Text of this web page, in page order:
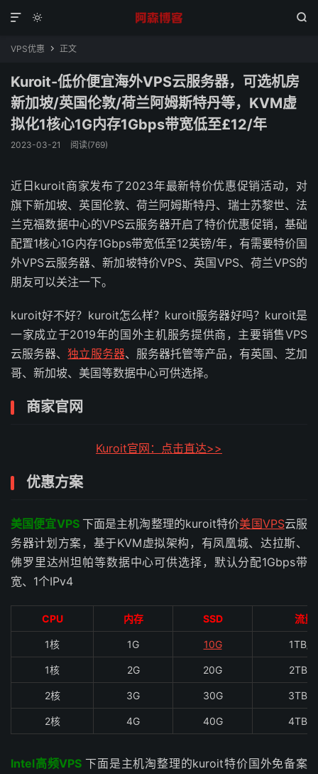
 

VPS优惠  正文
Kuroit-低价便宜海外VPS云服务器，可选机房
新加坡/英国伦敦/荷兰阿姆斯特丹等，KVM虚
拟化1核心1G内存1Gbps带宽低至£12/年
2023-03-21 阅读(769)
近日kuroit商家发布了2023年最新特价优惠促销活动，对
旗下新加坡、英国伦敦、荷兰阿姆斯特丹、瑞士苏黎世、法
兰克福数据中心的VPS云服务器开启了特价优惠促销，基础
配置1核心1G内存1Gbps带宽低至12英镑/年，有需要特价国
外VPS云服务器、新加坡特价VPS、英国VPS、荷兰VPS的
朋友可以关注一下。
kuroit好不好？kuroit怎么样？kuroit服务器好吗？kuroit是
一家成立于2019年的国外主机服务提供商，主要销售VPS
云服务器、独立服务器、服务器托管等产品，有英国、芝加
哥、新加坡、美国等数据中心可供选择。
商家官网
Kuroit官网：点击直达>>
优惠方案
美国便宜VPS 下面是主机淘整理的kuroit特价美国VPS云服
务器计划方案，基于KVM虚拟架构，有凤凰城、达拉斯、
佛罗里达州坦帕等数据中心可供选择，默认分配1Gbps带
宽、1个IPv4
CPU 内存 SSD 流量
1核 1G 10G 1TB/
1核 2G 20G 2TB/
2核 3G 30G 3TB/
2核 4G 40G 4TB/
Intel高频VPS 下面是主机淘整理的kuroit特价国外免备案